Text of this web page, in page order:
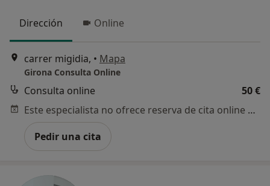
Dirección Online
carrer migidia, • Mapa
Girona Consulta Online
Consulta online
50 €
Este especialista no ofrece reserva de cita online en esta dirección.
Pedir una cita